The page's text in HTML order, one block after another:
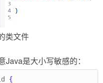
类文件
是大小写敏感的：
{